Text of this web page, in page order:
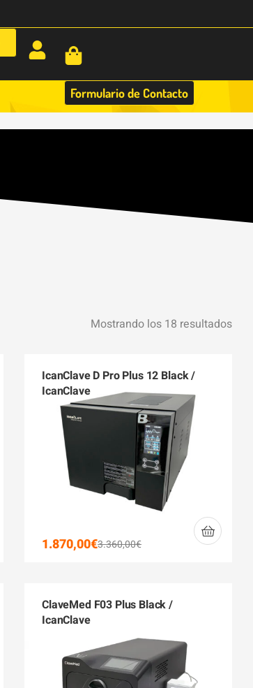
Formulario de Contacto
Mostrando los 18 resultados
IcanClave D Pro Plus 12 Black /
IcanClave
3.360,00€
1.870,00€
ClaveMed F03 Plus Black /
IcanClave